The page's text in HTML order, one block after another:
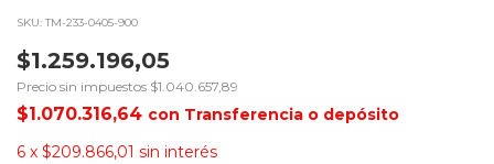
SKU:TM-233-0405-900
$1.259.196,05
Precio sin impuestos $1.040.657,89
$1.070.316,64 con Transferencia o depósito
6 x $209.866,01 sin interés